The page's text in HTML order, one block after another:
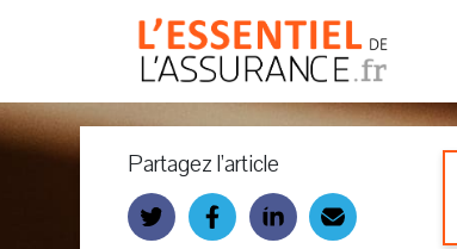
Partagez l’article